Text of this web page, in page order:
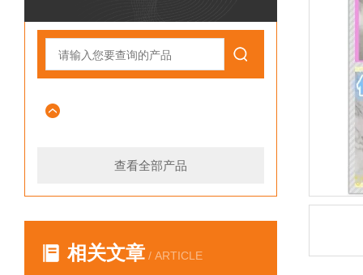
查看全部产品
相关文章 / ARTICLE